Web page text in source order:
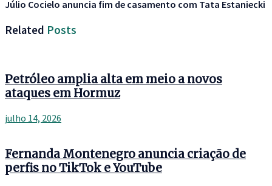
Júlio Cocielo anuncia fim de casamento com Tata Estaniecki
Related Posts
Petróleo amplia alta em meio a novos
ataques em Hormuz
julho 14, 2026
Fernanda Montenegro anuncia criação de
perfis no TikTok e YouTube